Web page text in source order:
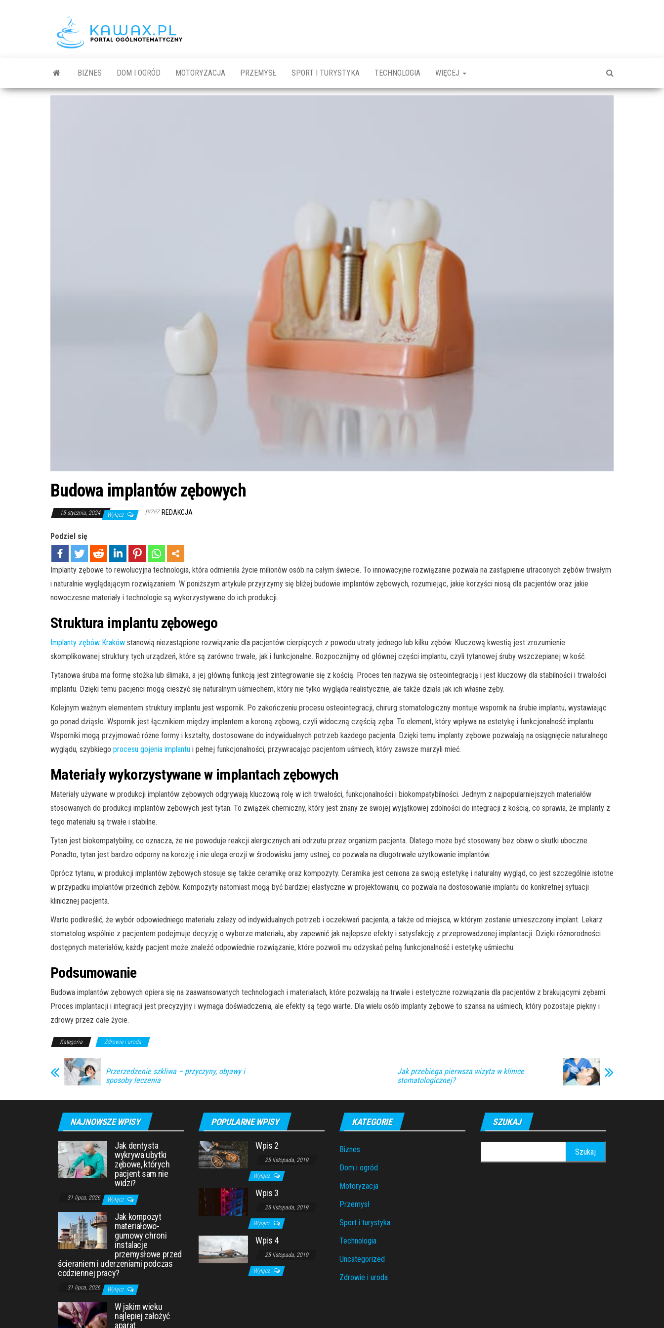
BIZNES DOM I OGRÓD MOTORYZACJA PRZEMYSŁ SPORT I TURYSTYKA TECHNOLOGIA WIĘCEJ
Budowa implantów zębowych
15 stycznia, 2024 Wyłącz przez REDAKCJA
Podziel się
Implanty zębowe to rewolucyjna technologia, która odmieniła życie milionów osób na całym świecie. To innowacyjne rozwiązanie pozwala na zastąpienie utraconych zębów trwałym
i naturalnie wyglądającym rozwiązaniem. W poniższym artykule przyjrzymy się bliżej budowie implantów zębowych, rozumiejąc, jakie korzyści niosą dla pacjentów oraz jakie
nowoczesne materiały i technologie są wykorzystywane do ich produkcji.
Struktura implantu zębowego
Implanty zębów Kraków stanowią niezastąpione rozwiązanie dla pacjentów cierpiących z powodu utraty jednego lub kilku zębów. Kluczową kwestią jest zrozumienie
skomplikowanej struktury tych urządzeń, które są zarówno trwałe, jak i funkcjonalne. Rozpocznijmy od głównej części implantu, czyli tytanowej śruby wszczepianej w kość.
Tytanowa śruba ma formę stożka lub ślimaka, a jej główną funkcją jest zintegrowanie się z kością. Proces ten nazywa się osteointegracją i jest kluczowy dla stabilności i trwałości
implantu. Dzięki temu pacjenci mogą cieszyć się naturalnym uśmiechem, który nie tylko wygląda realistycznie, ale także działa jak ich własne zęby.
Kolejnym ważnym elementem struktury implantu jest wspornik. Po zakończeniu procesu osteointegracji, chirurg stomatologiczny montuje wspornik na śrubie implantu, wystawiając
go ponad dziąsło. Wspornik jest łącznikiem między implantem a koroną zębową, czyli widoczną częścią zęba. To element, który wpływa na estetykę i funkcjonalność implantu.
Wsporniki mogą przyjmować różne formy i kształty, dostosowane do indywidualnych potrzeb każdego pacjenta. Dzięki temu implanty zębowe pozwalają na osiągnięcie naturalnego
wyglądu, szybkiego procesu gojenia implantu i pełnej funkcjonalności, przywracając pacjentom uśmiech, który zawsze marzyli mieć.
Materiały wykorzystywane w implantach zębowych
Materiały używane w produkcji implantów zębowych odgrywają kluczową rolę w ich trwałości, funkcjonalności i biokompatybilności. Jednym z najpopularniejszych materiałów
stosowanych do produkcji implantów zębowych jest tytan. To związek chemiczny, który jest znany ze swojej wyjątkowej zdolności do integracji z kością, co sprawia, że implanty z
tego materiału są trwałe i stabilne.
Tytan jest biokompatybilny, co oznacza, że nie powoduje reakcji alergicznych ani odrzutu przez organizm pacjenta. Dlatego może być stosowany bez obaw o skutki uboczne.
Ponadto, tytan jest bardzo odporny na korozję i nie ulega erozji w środowisku jamy ustnej, co pozwala na długotrwałe użytkowanie implantów.
Oprócz tytanu, w produkcji implantów zębowych stosuje się także ceramikę oraz kompozyty. Ceramika jest ceniona za swoją estetykę i naturalny wygląd, co jest szczególnie istotne
w przypadku implantów przednich zębów. Kompozyty natomiast mogą być bardziej elastyczne w projektowaniu, co pozwala na dostosowanie implantu do konkretnej sytuacji
klinicznej pacjenta.
Warto podkreślić, że wybór odpowiedniego materiału zależy od indywidualnych potrzeb i oczekiwań pacjenta, a także od miejsca, w którym zostanie umieszczony implant. Lekarz
stomatolog wspólnie z pacjentem podejmuje decyzję o wyborze materiału, aby zapewnić jak najlepsze efekty i satysfakcję z przeprowadzonej implantacji. Dzięki różnorodności
dostępnych materiałów, każdy pacjent może znaleźć odpowiednie rozwiązanie, które pozwoli mu odzyskać pełną funkcjonalność i estetykę uśmiechu.
Podsumowanie
Budowa implantów zębowych opiera się na zaawansowanych technologiach i materiałach, które pozwalają na trwałe i estetyczne rozwiązania dla pacjentów z brakującymi zębami.
Proces implantacji i integracji jest precyzyjny i wymaga doświadczenia, ale efekty są tego warte. Dla wielu osób implanty zębowe to szansa na uśmiech, który pozostaje piękny i
zdrowy przez całe życie.
Kategoria Zdrowie i uroda
Przerzedzenie szkliwa – przyczyny, objawy i
sposoby leczenia
Jak przebiega pierwsza wizyta w klinice
stomatologicznej?
NAJNOWSZE WPISY
Jak dentysta
wykrywa ubytki
zębowe, których
pacjent sam nie
widzi?
31 lipca, 2026 Wyłącz
Jak kompozyt
materiałowo-
gumowy chroni
instalacje
przemysłowe przed
ścieraniem i uderzeniami podczas
codziennej pracy?
31 lipca, 2026 Wyłącz
W jakim wieku
najlepiej założyć
aparat
POPULARNE WPISY
Wpis 2
25 listopada, 2019
Wyłącz
Wpis 3
25 listopada, 2019
Wyłącz
Wpis 4
25 listopada, 2019
Wyłącz
KATEGORIE
Biznes
Dom i ogród
Motoryzacja
Przemysł
Sport i turystyka
Technologia
Uncategorized
Zdrowie i uroda
SZUKAJ